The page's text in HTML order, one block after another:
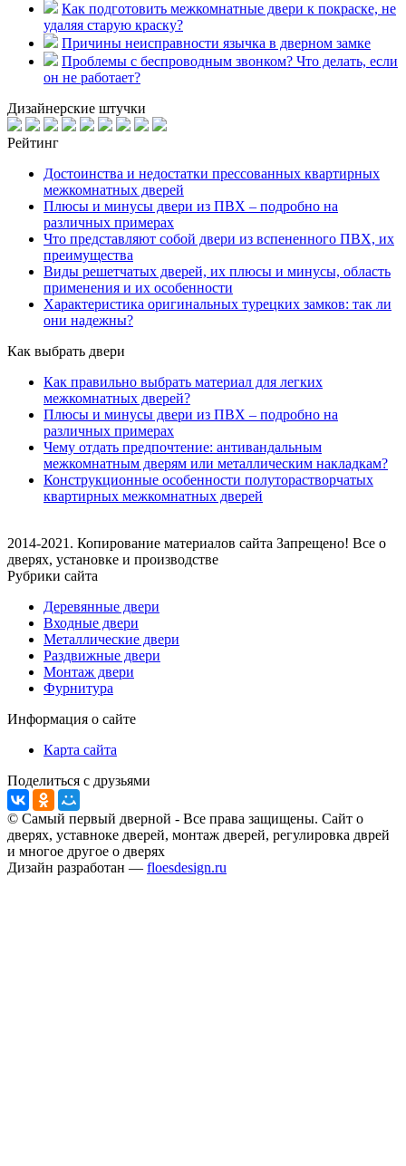
Как подготовить межкомнатные двери к покраске, не
удаляя старую краску?
Причины неисправности язычка в дверном замке
Проблемы с беспроводным звонком? Что делать, если
он не работает?
Дизайнерские штучки
Рейтинг
Достоинства и недостатки прессованных квартирных
межкомнатных дверей
Плюсы и минусы двери из ПВХ – подробно на
различных примерах
Что представляют собой двери из вспененного ПВХ, их
преимущества
Виды решетчатых дверей, их плюсы и минусы, область
применения и их особенности
Характеристика оригинальных турецких замков: так ли
они надежны?
Как выбрать двери
Как правильно выбрать материал для легких
межкомнатных дверей?
Плюсы и минусы двери из ПВХ – подробно на
различных примерах
Чему отдать предпочтение: антивандальным
межкомнатным дверям или металлическим накладкам?
Конструкционные особенности полуторастворчатых
квартирных межкомнатных дверей
2014-2021. Копирование материалов сайта Запрещено! Все о
дверях, установке и производстве
Рубрики сайта
Деревянные двери
Входные двери
Металлические двери
Раздвижные двери
Монтаж двери
Фурнитура
Информация о сайте
Карта сайта
Поделиться с друзьями
© Самый первый дверной - Все права защищены. Сайт о
дверях, уставноке дверей, монтаж дверей, регулировка дврей
и многое другое о дверях
Дизайн разработан — floesdesign.ru